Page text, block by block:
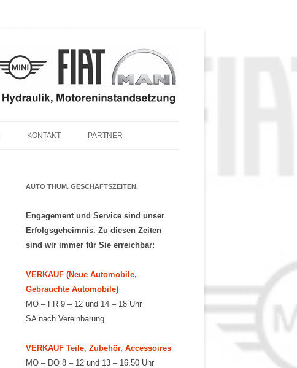
BMW SERVICE – ANGEBOT
KONTAKT PARTNER
AUTO THUM. GESCHÄFTSZEITEN.
Engagement und Service sind unser
Erfolgsgeheimnis. Zu diesen Zeiten
sind wir immer für Sie erreichbar:
VERKAUF (Neue Automobile,
Gebrauchte Automobile)
MO – FR 9 – 12 und 14 – 18 Uhr
SA nach Vereinbarung
VERKAUF Teile, Zubehör, Accessoires
MO – DO 8 – 12 und 13 – 16.50 Uhr